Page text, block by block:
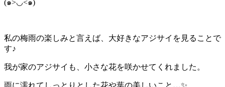
(๑>◡<๑)
私の梅雨の楽しみと言えば、大好きなアジサイを見ることで
す♪
我が家のアジサイも、小さな花を咲かせてくれました。
雨に濡れてしっとりとした花や葉の美しいこと…✨